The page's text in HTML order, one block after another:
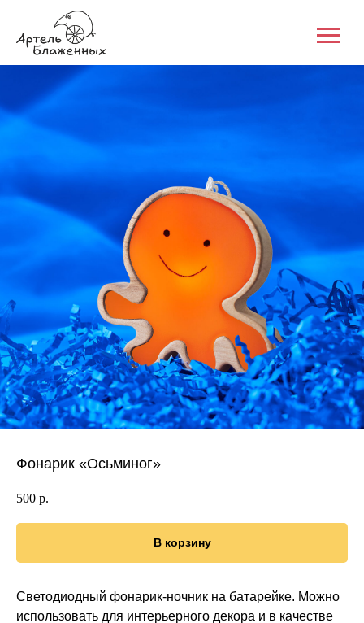
Фонарик «Осьминог»
500 р.
В корзину
Светодиодный фонарик-ночник на батарейке. Можно
использовать для интерьерного декора и в качестве